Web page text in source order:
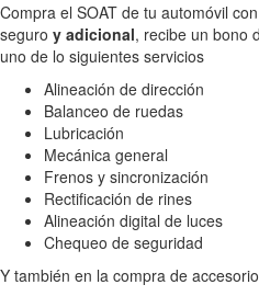
Compra el SOAT de tu automóvil
seguro y adicional, recibe un bono
uno de lo siguientes servicios
Alineación de dirección
Balanceo de ruedas
Lubricación
Mecánica general
Frenos y sincronización
Rectificación de rines
Alineación digital de luces
Chequeo de seguridad
Y también en la compra de